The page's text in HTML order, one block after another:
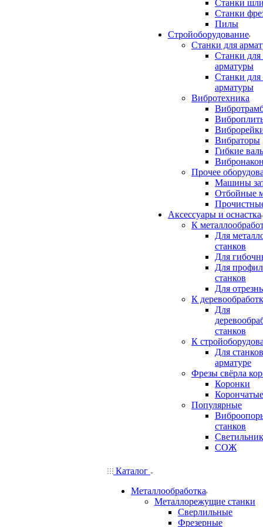
Станки
Станки
Пилы
Стройоборудование
Станки для
Станки для
арматуры
Станки для
арматуры
Вибротехника
Вибраторы
Гибкие
Прочее
Машины
Отбойные
Аксeccyapы и оснастка
К
Для
станков
Для
Для
станков
Для
К
Для
станков
К
Для
арматуре
Фрезы свёрла
Коронки
Популярные
станков
СОЖ
Каталог
Металлообработка
Металлорежущие станки
Сверлильные
Фрезерные